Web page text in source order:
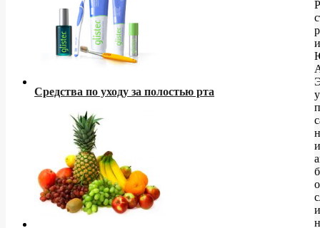
Средства по уходу за полостью рта
и